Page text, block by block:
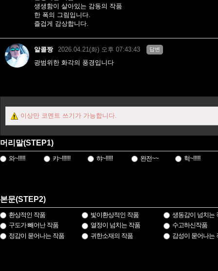
생생함이 살아있는 감동의 작품
한 폭의 그림입니다.
즐겁게 감상합니다.
알콜짱 2026.04.21(화) 오후 07:43:43 답변
광범위한 화각의 풍경입니다
이상만 코멘트 쓰기가 가능합니다.
머리말(STEP1)
와~!!!!! 캬~!!!!!! 햐~!!!!! 완전~~ 헉~!!!!!
본문(STEP2)
환상적인 작품 빛이환상적인 작품
생동감이 넘치는
구도가 빼어난 작품
열정이 넘치는 작품
수고하신작품
정감이 묻어나는 작품
귀한소재의 작품 감성이 묻어나는